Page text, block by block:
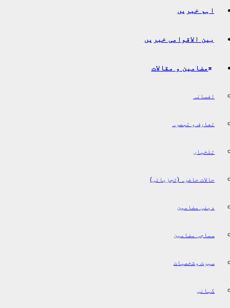
اہم خبریں
بین الاقوامی خبریں
مضامین و مقالات
افسانہ
تعارف و تبصرہ
تلخیاں
حالات حاضرہ (تجزیاتی)
دینی مضامین
سماجی مضامین
سیرت وشخصیات
کہانی